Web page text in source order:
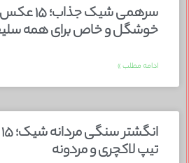
سرهمی شیک
خوشگل و خاص برای همه
ادامه مطلب »
تیپ لاکچری و مردونه